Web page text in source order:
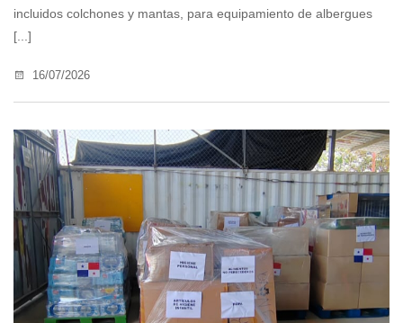
incluidos colchones y mantas, para equipamiento de albergues
[...]
16/07/2026